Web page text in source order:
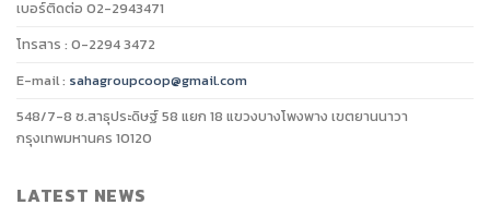
เบอร์ติดต่อ 02-2943471
โทรสาร : 0-2294 3472
E-mail : sahagroupcoop@gmail.com
548/7-8 ซ.สาธุประดิษฐ์ 58 แยก 18 แขวงบางโพงพาง เขตยานนาวา
กรุงเทพมหานคร 10120
LATEST NEWS